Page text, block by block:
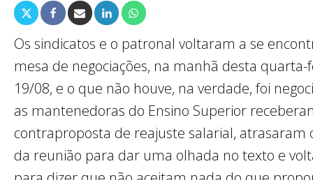
Os sindicatos e o patronal voltaram a se
mesa de negociações, na manhã desta quarta-
19/08, e o que não houve, na verdade, foi
as mantenedoras do Ensino Superior
contraproposta de reajuste salarial, atrasaram
da reunião para dar uma olhada no texto e